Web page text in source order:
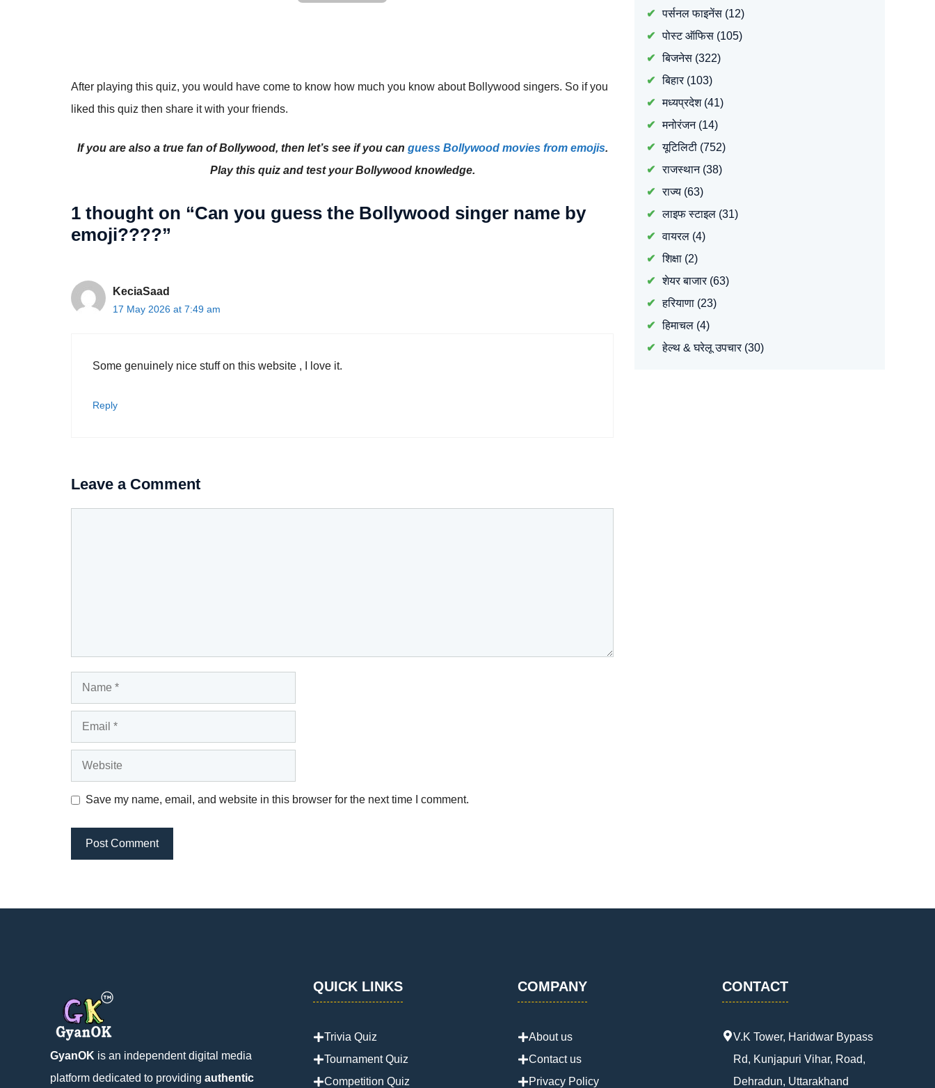
After playing this quiz, you would have come to know how much you know about Bollywood singers. So if you
liked this quiz then share it with your friends.
If you are also a true fan of Bollywood, then let’s see if you can guess Bollywood movies from emojis.
Play this quiz and test your Bollywood knowledge.
1 thought on “Can you guess the Bollywood singer name by
emoji????”
KeciaSaad
17 May 2026 at 7:49 am
Some genuinely nice stuff on this website , I love it.
Reply
Leave a Comment
Name
Email
Website
Save my name, email, and website in this browser for the next time I comment.
पर्सनल फाइनेंस(12)
पोस्ट ऑफिस(105)
बिजनेस(322)
बिहार(103)
मध्यप्रदेश(41)
मनोरंजन(14)
यूटिलिटी(752)
राजस्थान(38)
राज्य(63)
लाइफ स्टाइल(31)
वायरल(4)
शिक्षा(2)
शेयर बाजार(63)
हरियाणा(23)
हिमाचल(4)
हेल्थ & घरेलू उपचार(30)
GyanOK is an independent digital media
platform dedicated to providing authentic
QUICK LINKS
Trivia Quiz
Tournament Quiz
Competition Quiz
COMPANY
About us
Contact us
Privacy Policy
CONTACT
V.K Tower, Haridwar Bypass
Rd, Kunjapuri Vihar, Road,
Dehradun, Uttarakhand